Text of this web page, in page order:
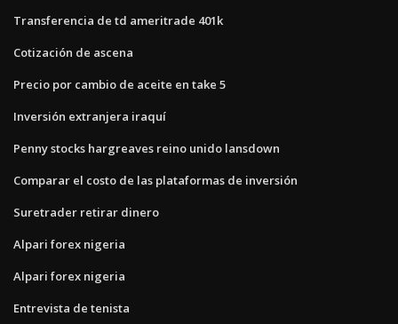
Transferencia de td ameritrade 401k
Cotización de ascena
Precio por cambio de aceite en take 5
Inversión extranjera iraquí
Penny stocks hargreaves reino unido lansdown
Comparar el costo de las plataformas de inversión
Suretrader retirar dinero
Alpari forex nigeria
Alpari forex nigeria
Entrevista de tenista